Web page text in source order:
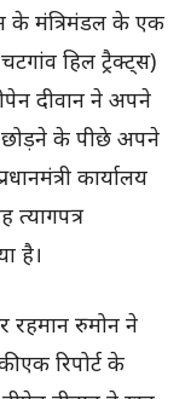
के मंत्रिमंडल के एक
हिल ट्रैक्ट्स)
दीवान ने अपने
छोड़ने के पीछे अपने
कार्यालय
है।
रहमान रुमोन ने
एक रिपोर्ट के